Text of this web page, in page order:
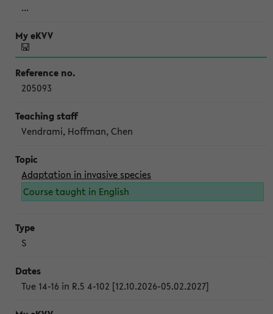
...
205093
Vendrami, Hoffman, Chen
Adaptation in invasive species
Course taught in English
S
Tue 14-16 in R.5 4-102 [12.10.2026-05.02.2027]